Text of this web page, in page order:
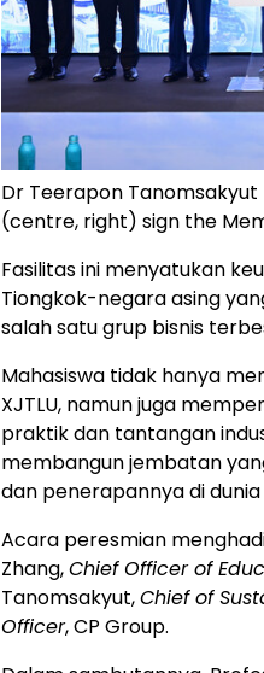
Dr Teerapon
(centre, right) sign the
Fasilitas ini menyatukan
Tiongkok-negara asing
salah satu grup bisnis
Mahasiswa tidak hanya
XJTLU, namun juga
praktik dan tantangan
membangun jembatan
dan penerapannya di
Acara peresmian
Zhang,Chief Officer of
Tanomsakyut,Chief of
Officer, CP Group.